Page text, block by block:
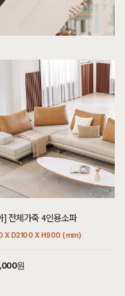
]
후기입니다
후기입니다
후기입니다
]
설치후기입니다
]
설치후기입니다
치후기입니다
] 전체가죽 4인용소파
X D2100 X H900 (mm)
원